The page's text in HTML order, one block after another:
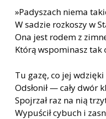
»Padyszach niema
W sadzie rozkoszy w
Ona jest rodem z
Którą wspominasz tak
Tu gazę, co jej
Odsłonił — cały dwór
Spojrzał raz na nią
Wypuścił cybuch i